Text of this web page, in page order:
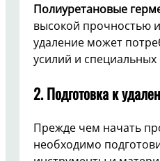
Полиуретановые
высокой прочностью
удаление может
усилий и специальных
2. Подготовка к
Прежде чем начать
необходимо